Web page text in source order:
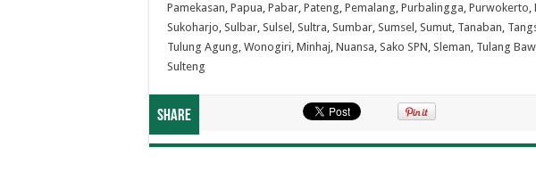
Pamekasan, Papua, Pabar, Pateng, Pemalang, Purbalingga, Purwokerto,
Sukoharjo, Sulbar, Sulsel , Sultra, Sumbar, Sumsel , Sumut, Tanaban,
Tulung Agung, Wonogiri, Minhaj, Nuansa, Sako SPN, Sleman, Tulang
Sulteng
Share